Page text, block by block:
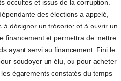
occultes et issus de la corruption.
des élections a appelé,
à désigner un trésorier et à ouvrir un
financement et permettra de mettre
ayant servi au financement. Fini le
soudoyer un élu, ou pour acheter
égarements constatés du temps